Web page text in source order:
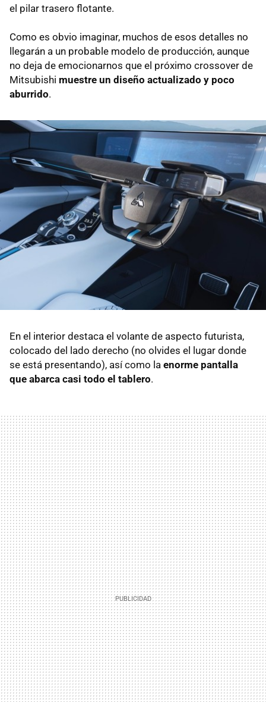
el pilar trasero flotante.
Como es obvio imaginar, muchos de esos detalles no
llegarán a un probable modelo de producción, aunque
no deja de emocionarnos que el próximo crossover de
Mitsubishi muestre un diseño actualizado y poco
aburrido.
En el interior destaca el volante de aspecto futurista,
colocado del lado derecho (no olvides el lugar donde
se está presentando), así como la enorme pantalla
que abarca casi todo el tablero.